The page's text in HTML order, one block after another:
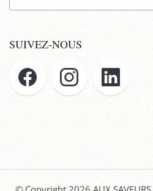
SUIVEZ-NOUS